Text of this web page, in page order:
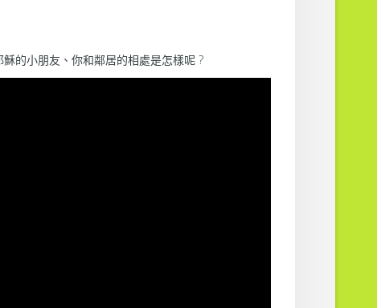
的小朋友、你和鄰居的相處是怎樣呢 ?